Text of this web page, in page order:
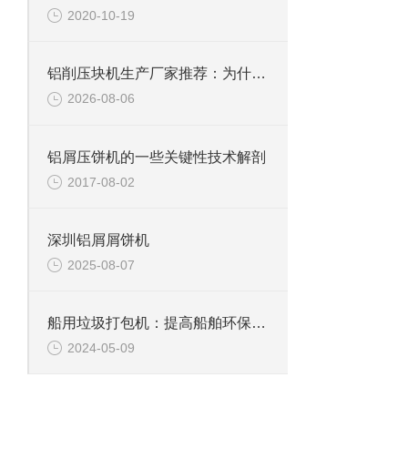
2020-10-19
铝削压块机生产厂家推荐：为什么恩派特是值得信赖的选择？
2026-08-06
铝屑压饼机的一些关键性技术解剖
2017-08-02
深圳铝屑屑饼机
2025-08-07
船用垃圾打包机：提高船舶环保标准的重要工具
2024-05-09